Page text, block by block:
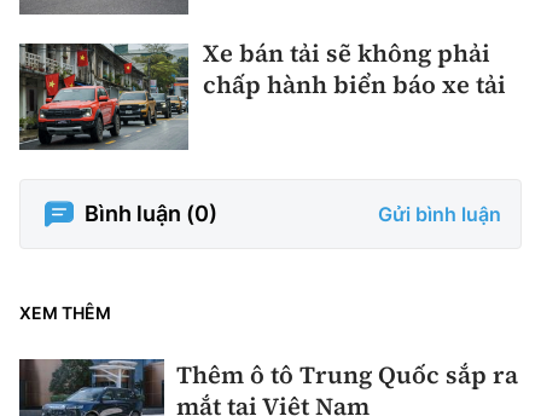
Xe bán tải sẽ không phải
chấp hành biển báo xe tải
Bình luận (0) Gửi bình luận
XEM THÊM
Thêm ô tô Trung Quốc sắp ra
mắt tại Việt Nam